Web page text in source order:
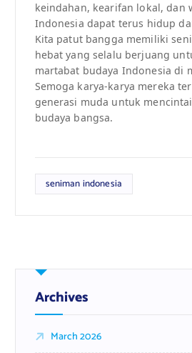
keindahan, kearifan lokal, dan
Indonesia dapat terus hidup
Kita patut bangga memiliki
hebat yang selalu berjuang
martabat budaya Indonesia di
Semoga karya-karya mereka
generasi muda untuk
budaya bangsa.
seniman indonesia
Archives
March 2026